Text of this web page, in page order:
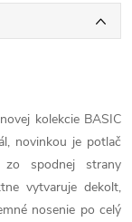
kolekcie BASIC
novinkou je potlač
zo spodnej strany
vytvaruje dekolt,
nosenie po celý